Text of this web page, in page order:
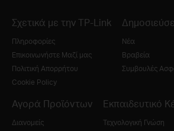
Σχετικά με την TP-Link
Πληροφορίες
Επικοινωνήστε Μαζί μας
Πολιτική Απορρήτου
Cookie Policy
Νέα
Βραβεία
Συμβουλές
Αγορά Προϊόντων
Διανομείς
Εκπαιδευτικό
Τεχνολογική Γνώση